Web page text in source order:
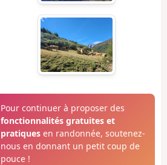
Pour continuer à proposer des
fonctionnalités gratuites et
pratiquesen randonnée, soutenez-
nous en donnant un petit coup de
pouce !